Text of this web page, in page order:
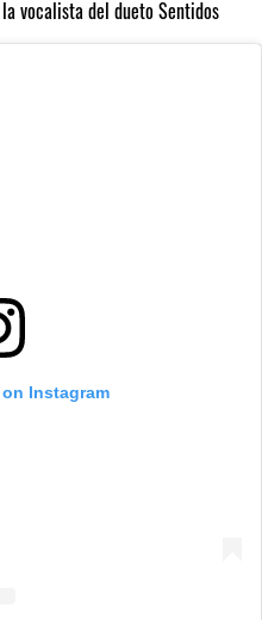
vocalista del dueto Sentidos
Instagram